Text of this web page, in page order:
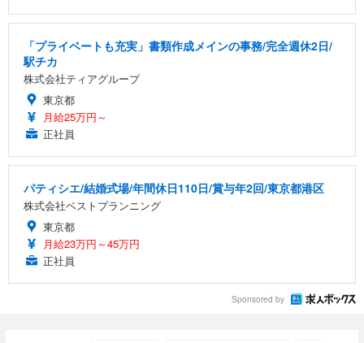
「プライベートも充実」書類作成メインの事務/完全週休2日/
駅チカ
株式会社ティアグループ
東京都
月給25万円～
正社員
パティシエ/結婚式場/年間休日110日/賞与年2回/東京都港区
株式会社ベストプランニング
東京都
月給23万円～45万円
正社員
Sponsored by